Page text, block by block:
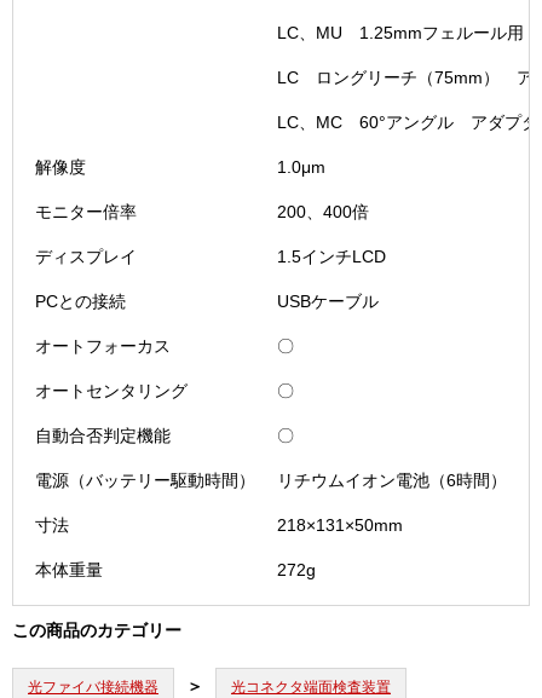
LC、MU 1.25mmフェルール用
LC ロングリーチ（75mm） ア
LC、MC 60°アングル アダプタ
解像度 1.0μm
モニター倍率 200、400倍
ディスプレイ 1.5インチLCD
PCとの接続 USBケーブル
オートフォーカス 〇
オートセンタリング 〇
自動合否判定機能 〇
電源（バッテリー駆動時間） リチウムイオン電池（6時間）
寸法 218×131×50mm
本体重量 272g
この商品のカテゴリー
光ファイバ接続機器 光コネクタ端面検査装置